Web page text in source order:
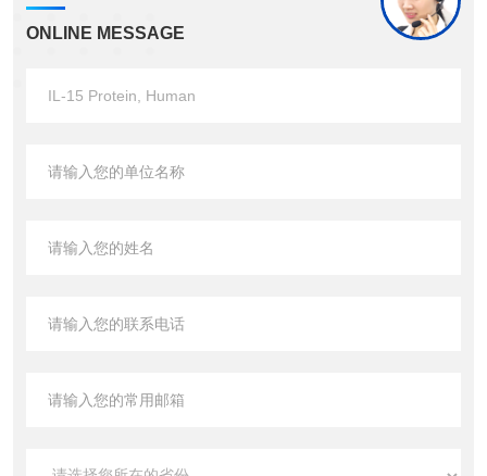
ONLINE MESSAGE